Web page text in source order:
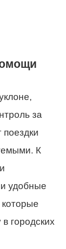
за
К
удобные
которые
городских